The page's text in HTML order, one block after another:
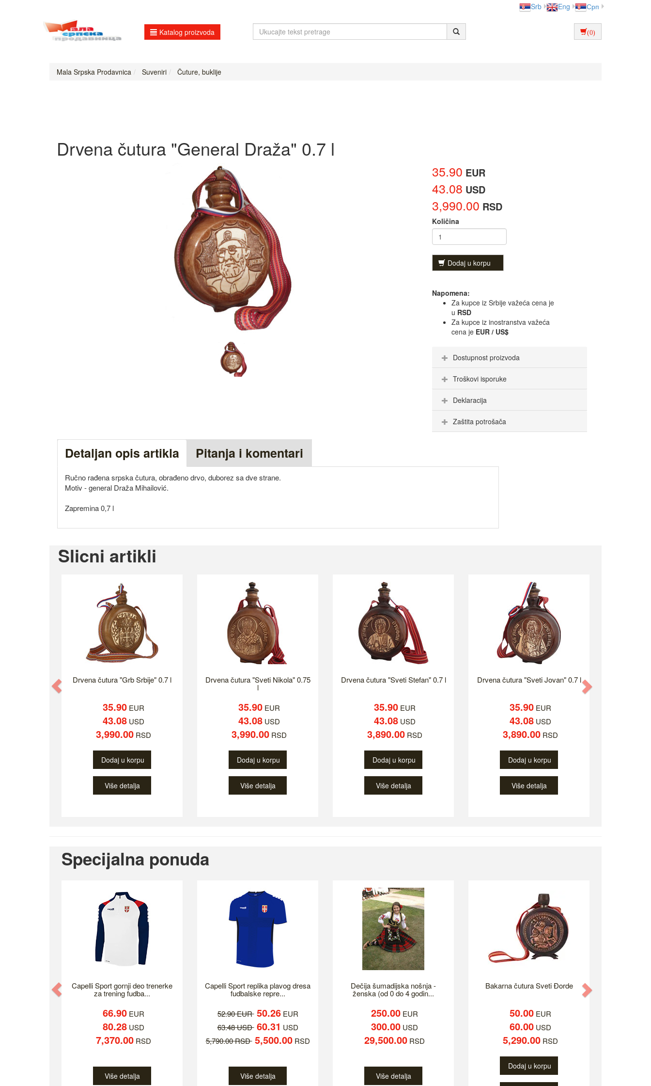
Srb Eng Срп
Katalog proizvoda (0)
Mala Srpska Prodavnica Suveniri Čuture, buklije
Drvena čutura "General Draža" 0.7 l
35.90 EUR
43.08 USD
3,990.00 RSD
Količina
Dodaj u korpu
Napomena:
Za kupce iz Srbije važeća cena je
u RSD
Za kupce iz inostranstva važeća
cena je EUR / US$
Dostupnost proizvoda
Troškovi isporuke
Deklaracija
Zaštita potrošača
Detaljan opis artikla Pitanja i komentari
Ručno rađena srpska čutura, obrađeno drvo, duborez sa dve strane.
Motiv - general Draža Mihailović.
Zapremina 0,7 l
Slicni artikli
Drvena čutura "Grb Srbije" 0.7 l
35.90EUR
43.08USD
3,990.00RSD
Dodaj u korpu
Više detalja
Drvena čutura "Sveti Nikola" 0.75
l
35.90EUR
43.08USD
3,990.00RSD
Dodaj u korpu
Više detalja
Drvena čutura "Sveti Stefan" 0.7 l
35.90EUR
43.08USD
3,890.00RSD
Dodaj u korpu
Više detalja
Drvena čutura "Sveti Jovan" 0.7 l
35.90EUR
43.08USD
3,890.00RSD
Dodaj u korpu
Više detalja
Previous
Specijalna ponuda
Capelli Sport gornji deo trenerke
za trening fudba...
66.90EUR
80.28USD
7,370.00RSD
Više detalja
Capelli Sport replika plavog dresa
fudbalske repre...
52.90 EUR 50.26EUR
63.48 USD 60.31 USD
5,790.00 RSD 5,500.00RSD
Više detalja
Dečija šumadijska nošnja -
ženska (od 0 do 4 godin...
250.00 EUR
300.00 USD
29,500.00 RSD
Više detalja
Bakarna čutura Sveti Đorde
50.00EUR
60.00USD
5,290.00RSD
Dodaj u korpu
Previous